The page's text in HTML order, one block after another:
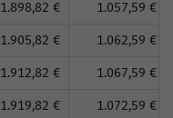
1.898,82 € 1.057,59 €
1.905,82 € 1.062,59 €
1.912,82 € 1.067,59 €
1.919,82 € 1.072,59 €